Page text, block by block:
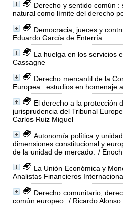
Derecho y sentido común
natural como límite del derecho
Democracia, jueces y
Eduardo García de Enterría
La huelga en los servicios
Cassagne
Derecho mercantil de la
Europea : estudios en homenaje
El derecho a la protección
jurisprudencia del Tribunal
Carlos Ruiz Miguel
Autonomía política y
dimensiones constitucional y
de la unidad de mercado.
/
La Unión Económica y
Analistas Financieros
Derecho comunitario,
común europeo.
/ Ricardo Alonso